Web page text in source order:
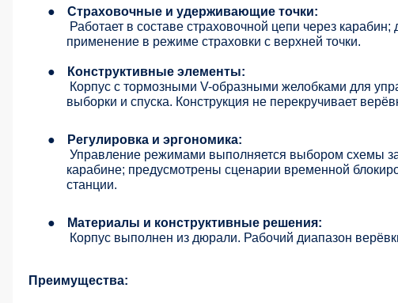
●
Страховочные и удерживающие точки:
Работает в составе страховочной цепи через
применение в режиме страховки с верхней точки.
●
Конструктивные элементы:
Корпус с тормозными V-образными желобками для
выборки и спуска. Конструкция не перекручивает
●
Регулировка и эргономика:
Управление режимами выполняется выбором схемы
карабине; предусмотрены сценарии временной
станции.
●
Материалы и конструктивные решения:
Корпус выполнен из дюрали. Рабочий диапазон
Преимущества: